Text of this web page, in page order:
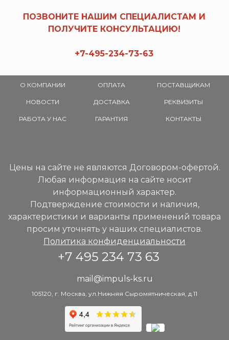
ПОЗВОНИТЕ НАШИМ СПЕЦИАЛИСТАМ И
ПОЛУЧИТЕ КОНСУЛЬТАЦИЮ!
+7-495-234-73-63
О КОМПАНИИ
НОВОСТИ
РАБОТА У НАС
ОПЛАТА
ДОСТАВКА
ГАРАНТИЯ
ПОСТАВЩИКАМ
РЕКВИЗИТЫ
КОНТАКТЫ
Цены на сайте не являются Договором-офертой.
Любая информация на сайте носит
информационный характер.
Подтверждение стоимости и наличия,
характеристики и варианты применений товара
просим уточнять у наших специалистов.
Политика конфиденциальности
+7 495 234 73 63
mail@impuls-ks.ru
105120, г. Москва, ул.Нижняя Сыромятническая, д.11